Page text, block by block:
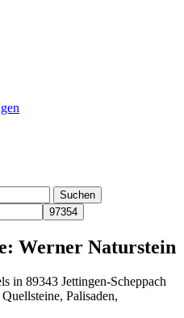
Werner Naturstein
in 89343 Jettingen-Scheppach
Palisaden,